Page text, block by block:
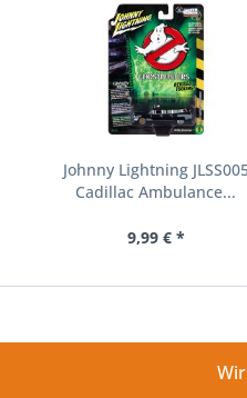
Johnny Lightning
Cadillac Ambulance...
9,99 € *